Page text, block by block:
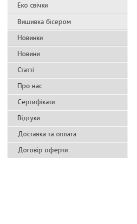
Еко свічки
Вишивка бісером
Новинки
Новини
Статті
Про нас
Сертифікати
Відгуки
Доставка та оплата
Договір оферти